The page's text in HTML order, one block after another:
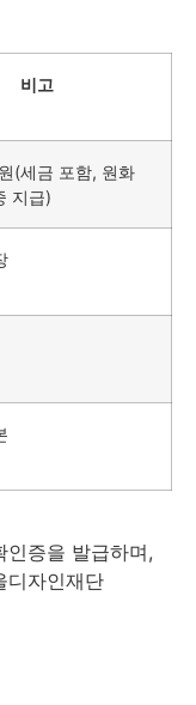
비고
(세금 포함, 원화
지급)
증을 발급하며,
디자인재단